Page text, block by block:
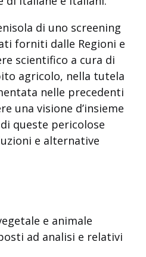
di uno screening
forniti dalle Regioni e
scientifico a cura di
agricolo, nella tutela
nelle precedenti
una visione d’insieme
queste pericolose
e alternative
e animale
ad analisi e relativi